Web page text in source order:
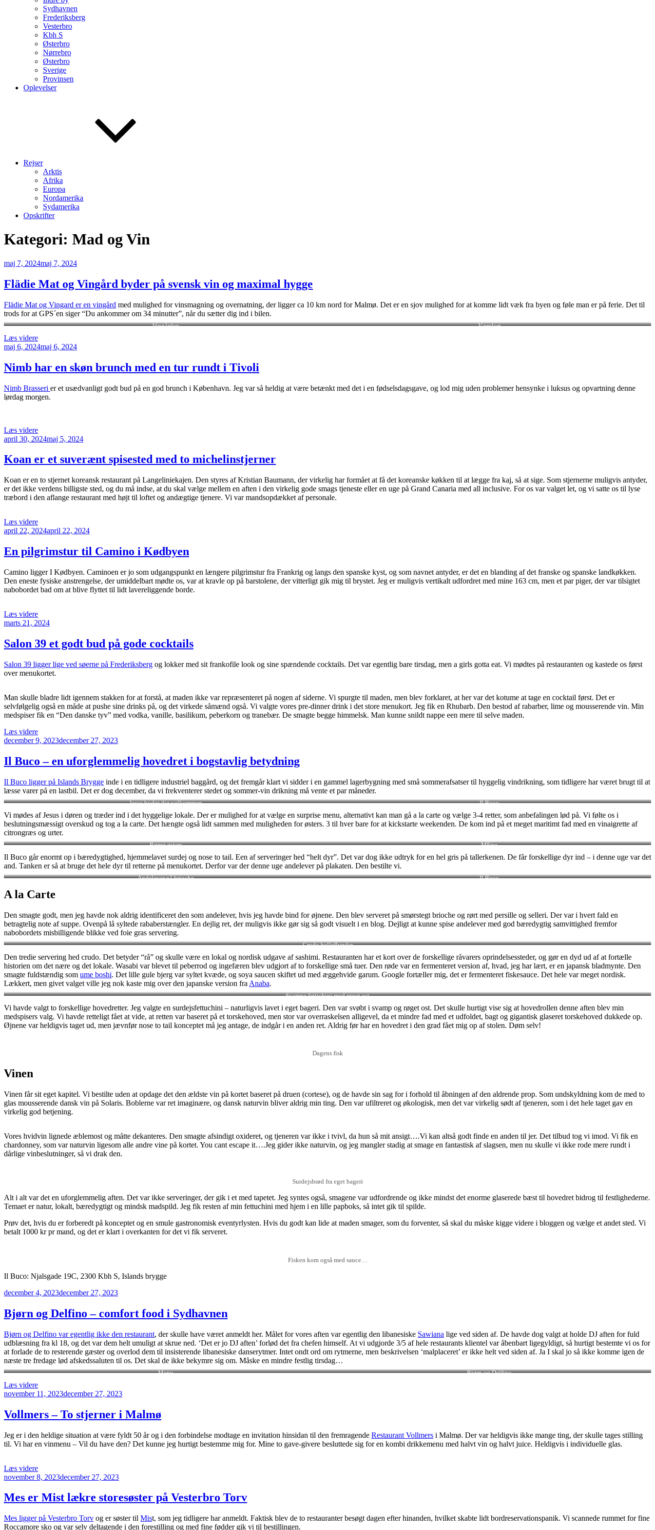
Sydhavnen
Frederiksberg
Vesterbro
Kbh S
Østerbro
Nørrebro
Østerbro
Sverige
Provinsen
Oplevelser
Rejser
Arktis
Afrika
Europa
Nordamerika
Sydamerika
Opskrifter
Kategori: Mad og Vin
Udgivet
maj 7, 2024maj 7, 2024
Flädie Mat og Vingård byder på svensk vin og maximal hygge
Flädie Mat og Vingard er en vingård med mulighed for vinsmagning og overnatning, der ligger ca 10 km nord for Malmø. Det er en sjov mulighed for at komme lidt væk fra byen og føle man er på ferie. Det til
trods for at GPS´en siger “Du ankommer om 34 minutter”, når du sætter dig ind i bilen.
Vingården Værelset
Læs videre“Flädie
Mat
byder
svensk
vin
Udgivet
maj 6, 2024maj 6, 2024
Nimb har en skøn brunch med en tur rundt i Tivoli
Nimb Brasseri er et usædvanligt godt bud på en god brunch i København. Jeg var så heldig at være betænkt med det i en fødselsdagsgave, og lod mig uden problemer hensynke i luksus og opvartning denne
lørdag morgen.
Læs videre“Nimb
har
skøn
brunch
en
tur
rundt
Udgivet
april 30, 2024maj 5, 2024
Koan er et suverænt spisested med to michelinstjerner
Koan er en to stjernet koreansk restaurant på Langeliniekajen. Den styres af Kristian Baumann, der virkelig har formået at få det koreanske køkken til at lægge fra kaj, så at sige. Som stjernerne muligvis antyder,
er det ikke verdens billigste sted, og du må indse, at du skal vælge mellem en aften i den virkelig gode smags tjeneste eller en uge på Grand Canaria med all inclusive. For os var valget let, og vi satte os til lyse
træbord i den aflange restaurant med højt til loftet og andægtige tjenere. Vi var mandsopdækket af personale.
Læs videre“Koan
er
suverænt
spisested
to
michelinstjerner”
Udgivet
april 22, 2024april 22, 2024
En pilgrimstur til Camino i Kødbyen
Camino ligger I Kødbyen. Caminoen er jo som udgangspunkt en længere pilgrimstur fra Frankrig og langs den spanske kyst, og som navnet antyder, er det en blanding af det franske og spanske landkøkken.
Den eneste fysiske anstrengelse, der umiddelbart mødte os, var at kravle op på barstolene, der vitterligt gik mig til brystet. Jeg er muligvis vertikalt udfordret med mine 163 cm, men et par piger, der var tilsigtet
nabobordet bad om at blive flyttet til lidt lavereliggende borde.
Læs videre“En
pilgrimstur
Camino
i
Udgivet
marts 21, 2024
Salon 39 et godt bud på gode cocktails
Salon 39 ligger lige ved søerne på Frederiksberg og lokker med sit frankofile look og sine spændende cocktails. Det var egentlig bare tirsdag, men a girls gotta eat. Vi mødtes på restauranten og kastede os først
over menukortet.
Man skulle bladre lidt igennem stakken for at forstå, at maden ikke var repræsenteret på nogen af siderne. Vi spurgte til maden, men blev forklaret, at her var det kotume at tage en cocktail først. Det er
selvfølgelig også en måde at pushe sine drinks på, og det virkede såmænd også. Vi valgte vores pre-dinner drink i det store menukort. Jeg fik en Rhubarb. Den bestod af rabarber, lime og mousserende vin. Min
medspiser fik en “Den danske tyv” med vodka, vanille, basilikum, peberkorn og tranebær. De smagte begge himmelsk. Man kunne snildt nappe een mere til selve maden.
Læs videre“Salon
39
bud
gode
cocktails”
Udgivet
december 9, 2023december 27, 2023
Il Buco – en uforglemmelig hovedret i bogstavlig betydning
Il Buco ligger på Islands Brygge inde i en tidligere industriel baggård, og det fremgår klart vi sidder i en gammel lagerbygning med små sommerafsatser til hyggelig vindrikning, som tidligere har været brugt til at
læsse varer på en lastbil. Det er dog december, da vi frekventerer stedet og sommer-vin drikning må vente et par måneder.
Jesus byder dig velkommen Il Buco
Vi mødes af Jesus i døren og træder ind i det hyggelige lokale. Der er mulighed for at vælge en surprise menu, alternativt kan man gå a la carte og vælge 3-4 retter, som anbefalingen lød på. Vi følte os i
beslutningsmæssigt overskud og tog a la carte. Det hængte også lidt sammen med muligheden for østers. 3 til hver bare for at kickstarte weekenden. De kom ind på et meget maritimt fad med en vinaigrette af
citrongræs og urter.
Rømø østers MEnu
Il Buco går enormt op i bæredygtighed, hjemmelavet surdej og nose to tail. Een af serveringer hed “helt dyr”. Det var dog ikke udtryk for en hel gris på tallerkenen. De får forskellige dyr ind – i denne uge var det
and. Tanken er så at bruge det hele dyr til retterne på menukortet. Derfor var der denne uge andelever på plakaten. Den bestilte vi.
Andelever på brioche Il Buco
A la Carte
Den smagte godt, men jeg havde nok aldrig identificeret den som andelever, hvis jeg havde bind for øjnene. Den blev serveret på smørstegt brioche og rørt med persille og selleri. Der var i hvert fald en
betragtelig note af suppe. Ovenpå lå syltede rababerstængler. En dejlig ret, der muligvis ikke gør sig så godt visuelt i en blog. Dejligt at kunne spise andelever med god bæredygtig samvittighed fremfor
nabobordets misbilligende blikke ved foie gras servering.
Crudo helleflynder
Den tredie servering hed crudo. Det betyder “rå” og skulle være en lokal og nordisk udgave af sashimi. Restauranten har et kort over de forskellige råvarers oprindelsessteder, og gør en dyd ud af at fortælle
historien om det nære og det lokale. Wasabi var blevet til peberrod og ingefæren blev udgjort af to forskellige små tuer. Den røde var en fermenteret version af, hvad, jeg har lært, er en japansk bladmynte. Den
smagte fuldstændig som ume boshi. Det lille gule bjerg var syltet kvæde, og soya saucen skiftet ud med æggehvide garum. Google fortæller mig, det er fermenteret fiskesauce. Det hele var meget nordisk.
Lækkert, men givet valget ville jeg nok kaste mig over den japanske version fra Anaba.
Svampe fettichini med røget ost
Vi havde valgt to forskellige hovedretter. Jeg valgte en surdejsfettuchini – naturligvis lavet i eget bageri. Den var svøbt i svamp og røget ost. Det skulle hurtigt vise sig at hovedrollen denne aften blev min
medspisers valg. Vi havde retteligt fået at vide, at retten var baseret på et torskehoved, men stor var overraskelsen alligevel, da et mindre fad med et udfoldet, bagt og gigantisk glaseret torskehoved dukkede op.
Øjnene var heldigvis taget ud, men jævnfør nose to tail konceptet må jeg antage, de indgår i en anden ret. Aldrig før har en hovedret i den grad fået mig op af stolen. Døm selv!
Dagens fisk
Vinen
Vinen får sit eget kapitel. Vi bestilte uden at opdage det den ældste vin på kortet baseret på druen (cortese), og de havde sin sag for i forhold til åbningen af den aldrende prop. Som undskyldning kom de med to
glas mousserende dansk vin på Solaris. Boblerne var ret imaginære, og dansk naturvin bliver aldrig min ting. Den var ufiltreret og økologisk, men det var virkelig sødt af tjeneren, som i det hele taget gav en
virkelig god betjening.
Vores hvidvin lignede æblemost og måtte dekanteres. Den smagte afsindigt oxideret, og tjeneren var ikke i tvivl, da hun så mit ansigt….Vi kan altså godt finde en anden til jer. Det tilbud tog vi imod. Vi fik en
chardonney, som var naturvin ligesom alle andre vine på kortet. You cant escape it….Jeg gider ikke naturvin, og jeg mangler stadig at smage en fantastisk af slagsen, men nu skulle vi ikke rode mere rundt i
dårlige vinbeslutninger, så vi drak den.
Surdejsbrød fra eget bageri
Alt i alt var det en uforglemmelig aften. Det var ikke serveringer, der gik i et med tapetet. Jeg syntes også, smagene var udfordrende og ikke mindst det enorme glaserede bæst til hovedret bidrog til festlighederne.
Temaet er natur, lokalt, bæredygtigt og mindsk madspild. Jeg fik resten af min fettuchini med hjem i en lille papboks, så intet gik til spilde.
Prøv det, hvis du er forberedt på konceptet og en smule gastronomisk eventyrlysten. Hvis du godt kan lide at maden smager, som du forventer, så skal du måske kigge videre i bloggen og vælge et andet sted. Vi
betalt 1000 kr pr mand, og det er klart i overkanten for det vi fik serveret.
Fisken kom også med sauce…
Il Buco: Njalsgade 19C, 2300 Kbh S, Islands brygge
Udgivet
december 4, 2023december 27, 2023
Bjørn og Delfino – comfort food i Sydhavnen
Bjørn og Delfino var egentlig ikke den restaurant, der skulle have været anmeldt her. Målet for vores aften var egentlig den libanesiske Sawiana lige ved siden af. De havde dog valgt at holde DJ aften for fuld
udblæsning fra kl 18, og det var dem helt umuligt at skrue ned. ‘Det er jo DJ aften’ forlød det fra chefen himself. At vi udgjorde 3/5 af hele restaurants klientel var åbenbart ligegyldigt, så hurtigt bestemte vi os for
at forlade de to resterende gæster og overlod dem til insisterende libanesiske danserytmer. Intet ondt ord om rytmerne, men beskrivelsen ‘malplaceret’ er ikke helt ved siden af. Ja I skal jo så ikke komme igen de
næste tre fredage lød afskedssaluten til os. Det skal de ikke bekymre sig om. Måske en mindre festlig tirsdag…
Menu Bjørn og Delfino
Læs videre“Bjørn
og
comfort
i
Sydhavnen”
Udgivet
november 11, 2023december 27, 2023
Vollmers – To stjerner i Malmø
Jeg er i den heldige situation at være fyldt 50 år og i den forbindelse modtage en invitation hinsidan til den fremragende Restaurant Vollmers i Malmø. Der var heldigvis ikke mange ting, der skulle tages stilling
til. Vi har en vinmenu – Vil du have den? Det kunne jeg hurtigt bestemme mig for. Mine to gave-givere besluttede sig for en kombi drikkemenu med halvt vin og halvt juice. Heldigvis i individuelle glas.
Læs videre“Vollmers
–
stjerner
i
Udgivet
november 8, 2023december 27, 2023
Mes er Mist lækre storesøster på Vesterbro Torv
Mes ligger på Vesterbro Torv og er søster til Mist, som jeg tidligere har anmeldt. Faktisk blev de to restauranter besøgt dagen efter hinanden, hvilket skabte lidt bordreservationspanik. Vi scannede rummet for fine
Roccamore sko og var selv deltagende i den forestilling og med fine fødder gik vi til bestillingen.